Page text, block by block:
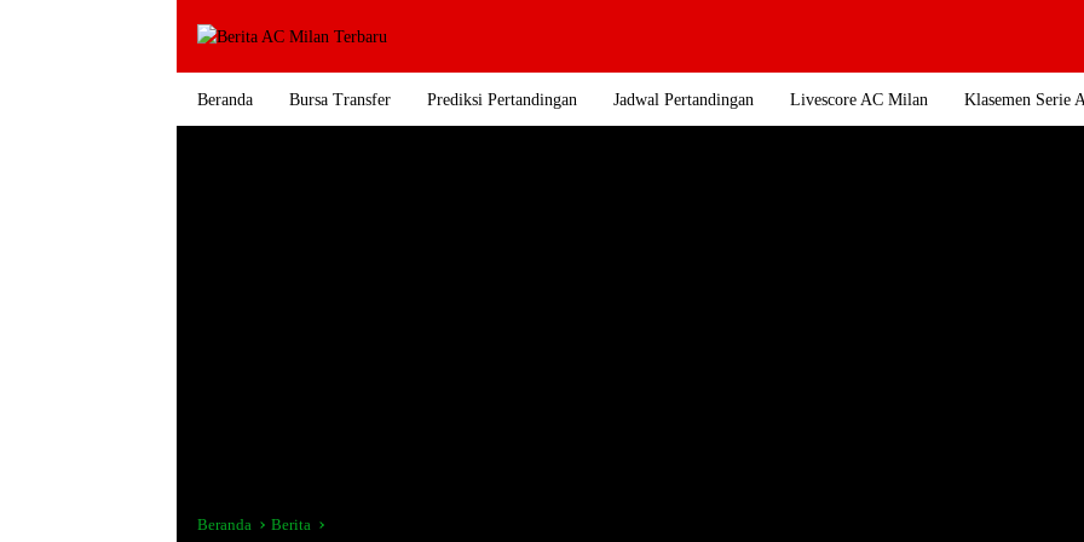
Beranda Bursa Transfer Prediksi Pertandingan Jadwal Pertandingan Livescore AC Milan Klasemen Serie
Beranda Berita